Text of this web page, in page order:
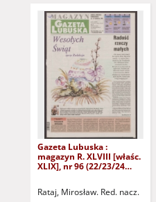
Gazeta Lubuska :
magazyn R. XLVIII [właśc.
XLIX], nr 96 (22/23/24
Rataj, Mirosław. Red. nacz.